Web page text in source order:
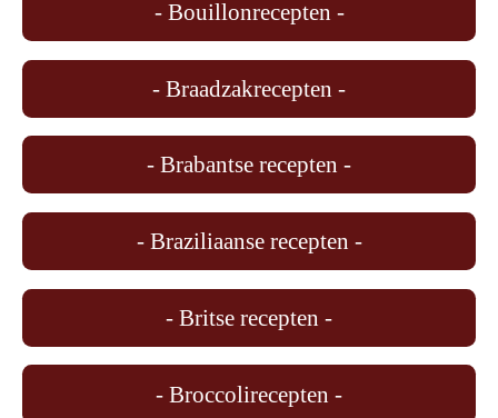
- Bouillonrecepten -
- Braadzakrecepten -
- Brabantse recepten -
- Braziliaanse recepten -
- Britse recepten -
- Broccolirecepten -